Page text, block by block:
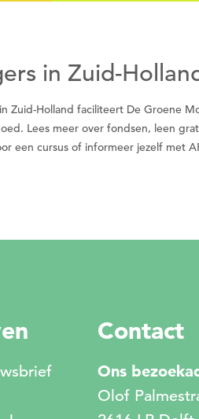
in Zuid-
Zuid-Holland faciliteert De Groene
Lees meer over fondsen, leen
een cursus of informeer jezelf met
Contact
Ons
Olof
Ja